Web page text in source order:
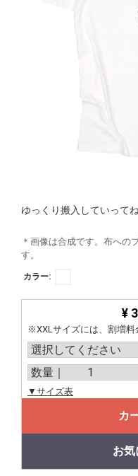
ゆっくり搬入していってね
＊画像は合成です。布への
す。
カラー:
¥
※XXLサイズには、割増料
▼サイズ表
カ
お